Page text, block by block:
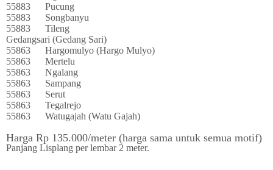
55883
Pucung
55883
Songbanyu
55883
Tileng
Gedangsari (Gedang Sari)
55863
Hargomulyo (Hargo Mulyo)
55863
Mertelu
55863
Ngalang
55863
Sampang
55863
Serut
55863
Tegalrejo
55863
Watugajah (Watu Gajah)
Harga Rp 135.000/meter (harga sama untuk semua motif)
Panjang Lisplang per lembar 2 meter.